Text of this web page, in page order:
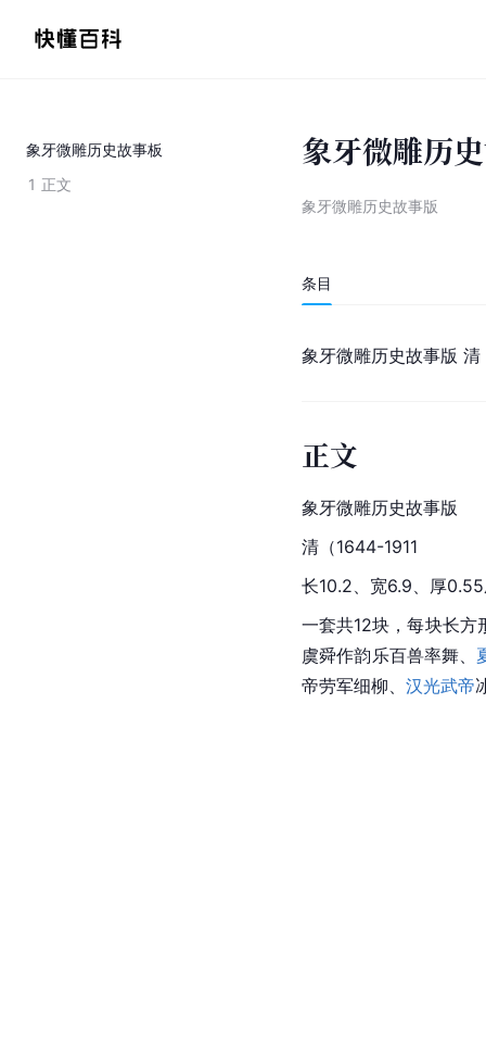
象牙微雕历史故事板
1 正文
象牙微雕历
象牙微雕历史故事版
条目
象牙微雕历史故事版
正文
象牙微雕历史故事版
清（1644-1911
长10.2、宽6.9、厚
一套共12块，每块长方
虞舜作韵乐百兽率舞、
帝劳军细柳、 汉光武帝